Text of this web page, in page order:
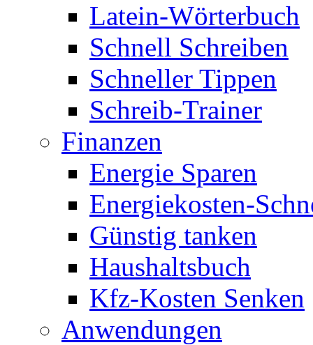
Latein-Wörterbuch
Schnell Schreiben
Schneller Tippen
Schreib-Trainer
Finanzen
Energie Sparen
Energiekosten-
Günstig tanken
Haushaltsbuch
Kfz-Kosten Senken
Anwendungen